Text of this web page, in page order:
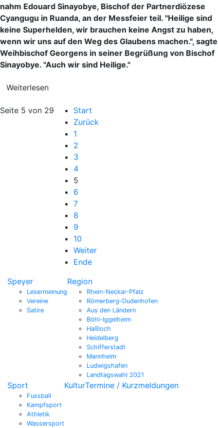
nahm Edouard Sinayobye, Bischof der Partnerdiözese
Cyangugu in Ruanda, an der Messfeier teil. "Heilige sind
keine Superhelden, wir brauchen keine Angst zu haben,
wenn wir uns auf den Weg des Glaubens machen.", sagte
Weihbischof Georgens in seiner Begrüßung von Bischof
Sinayobye. "Auch wir sind Heilige."
Weiterlesen
Seite 5 von 29
Start
Zurück
1
2
3
4
5
6
7
8
9
10
Weiter
Ende
Speyer
Lesermeinung
Vereine
Satire
Region
Rhein-Neckar-Pfalz
Römerberg-Dudenhofen
Aus den Ländern
Böhl-Iggelheim
Haßloch
Heidelberg
Schifferstadt
Mannheim
Ludwigshafen
Landtagswahl 2021
Sport
Fussball
Kampfsport
Athletik
Wassersport
KulturTermine / Kurzmeldungen